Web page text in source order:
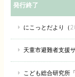
発行終了
にこっとだより（
天童市避難者支援
こども総合研究所